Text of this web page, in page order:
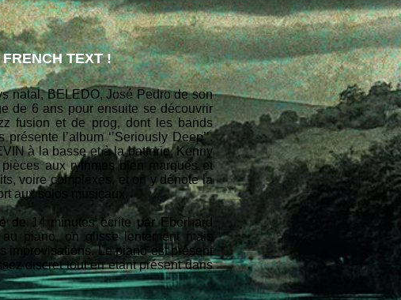
TEXT !
natal, BELEDO, José Pedro de son
de 6 ans pour ensuite se découvrir
fusion et de prog, dont les bands
l’album ‘’Seriously Deep’’.
à la basse et à la batterie, Kenny
aux rythmes bien marqués et
voire complexes, et on y dénote la
aux solos musicaux.
de 14 minutes écrite par Eberhard
piano, on glisse lentement mais
improvisations. Le piano est présent
discret tout en étant présent dans